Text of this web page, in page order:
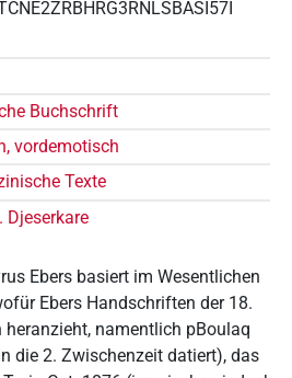
Buchschrift
vordemotisch
Texte
Djeserkare
Ebers basiert im Wesentlichen
Ebers Handschriften der 18.
heranzieht, namentlich pBoulaq
die 2. Zwischenzeit datiert), das